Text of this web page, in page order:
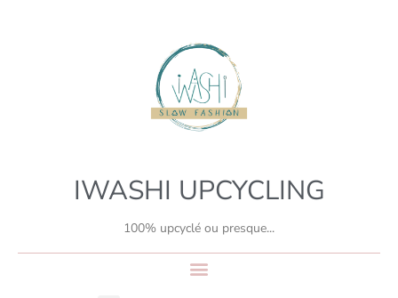
IWASHI UPCYCLING
100% upcyclé ou presque...